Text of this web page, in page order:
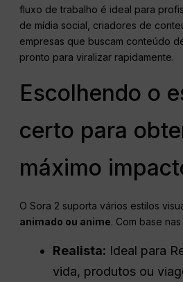
fluxo de trabalho é ideal para
de mídia social, criadores de
empresas que buscam conteúdo
pronto para viralizar rapidamente.
Escolhendo o
certo para
máximo
O Sora 2 suporta vários estilos
animado ou anime. Com base
Realista: Ideal para
vida, produtos ou